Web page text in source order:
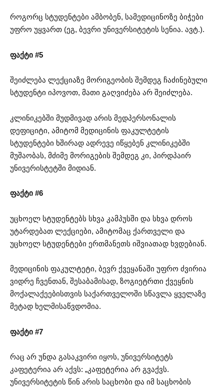
როგორც სტუდენტები ამბობენ, სამედიცინოზე ბიჭები
უფრო უყვართ (ეგ, ბევრი უნივერსიტეტის სენია. ავტ.).
ფაქტი #5
შეიძლება ლექციაზე მორიგეობის შემდეგ ჩაძინებული
სტუდენტი იპოვოთ, მათი გაღვიძება არ შეიძლება.
კლინიკებში მუდმივად არის მედპერსონალის
დეფიციტი, ამიტომ მედიცინის ფაკულტეტის
სტუდენტები ხშირად ადრევე იწყებენ კლინიკებში
მუშაობას, მძიმე მორიგების შემდეგ კი, პირდპაირ
უნივერისტეტში მიდიან.
ფაქტი #6
უცხოელ სტუდენტებს სხვა კამპუსში და სხვა დროს
უტარდებათ ლექციები, ამიტომაც ქართველი და
უცხოელ სტუდენტები ერთმანეთს იშვიათად ხვდებიან.
მედიცინის ფაკულტეტი, ბევრ ქვეყანაში უფრო ძვირია
ვიდრე ჩვენთან, შესაბამისად, ზოგიეტრთი ქვეყნის
მოქალაქეებისთვის საქართველოში სწავლა ყველაზე
მეტად ხელმისაწვდომია.
ფაქტი #7
რაც არ უნდა გასაკვირი იყოს, უნივერსიტეტს
კაფეტერია არ აქვს: „კაფეტერია არ გვაქვს.
უნივერსიტეტის წინ არის საცხობი და იმ საცხობის